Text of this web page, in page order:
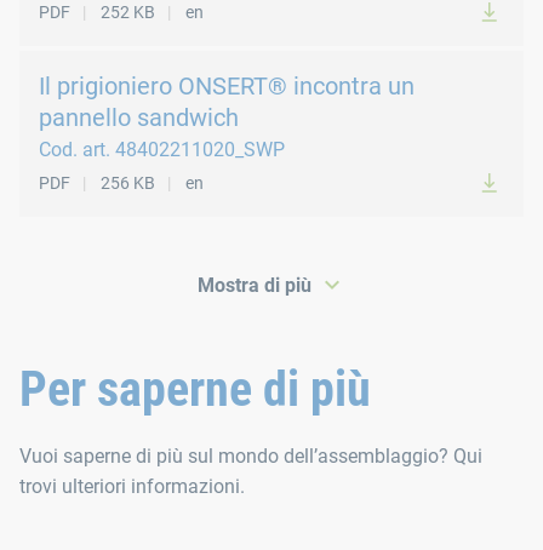
PDF 252 KB en
Il prigioniero ONSERT® incontra un
pannello sandwich
Cod. art. 48402211020_SWP
PDF 256 KB en
PDF
PDF
Mostra di più
Per saperne di più
Vuoi saperne di più sul mondo dell’assemblaggio? Qui
trovi ulteriori informazioni.